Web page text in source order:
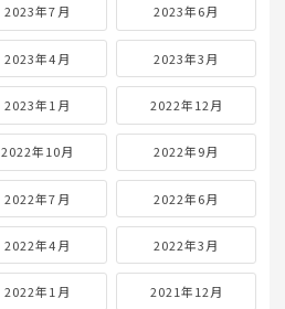
2023年7月 2023年6月
2023年4月 2023年3月
2023年1月 2022年12月
2022年10月 2022年9月
2022年7月 2022年6月
2022年4月 2022年3月
2022年1月 2021年12月